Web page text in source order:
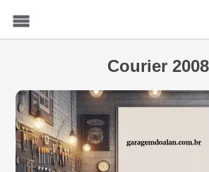
Courier 2008